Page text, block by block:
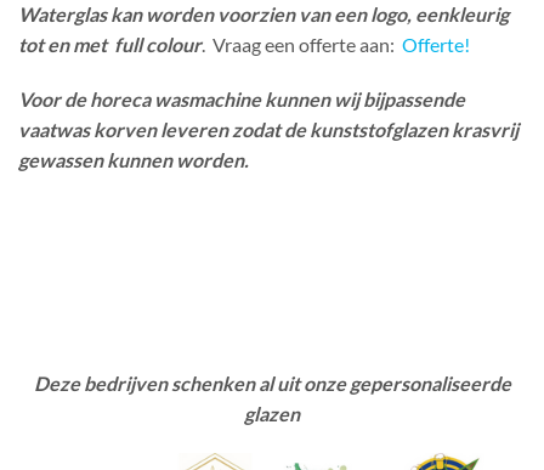
Waterglas kan worden voorzien van een logo, eenkleurig
tot en met full colour. Vraag een offerte aan: Offerte!
Voor de horeca wasmachine kunnen wij bijpassende
vaatwas korven leveren zodat de kunststofglazen krasvrij
gewassen kunnen worden.
Deze bedrijven schenken al uit onze gepersonaliseerde
glazen